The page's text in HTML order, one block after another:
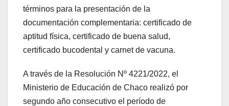
términos para la presentación de la
documentación complementaria: certificado de
aptitud física, certificado de buena salud,
certificado bucodental y carnet de vacuna.
A través de la Resolución Nº 4221/2022, el
Ministerio de Educación de Chaco realizó por
segundo año consecutivo el período de